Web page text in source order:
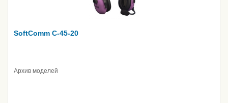
SoftComm C-45-20
Архив моделей